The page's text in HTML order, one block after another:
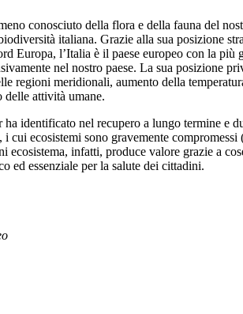
conosciuto della flora e della fauna del
italiana. Grazie alla sua posizione
l’Italia è il paese europeo con la più
nel nostro paese. La sua posizione
meridionali, aumento della
delle attività umane.
identificato nel recupero a lungo termine e
ecosistemi sono gravemente
infatti, produce valore grazie a
ed essenziale per la salute dei cittadini.